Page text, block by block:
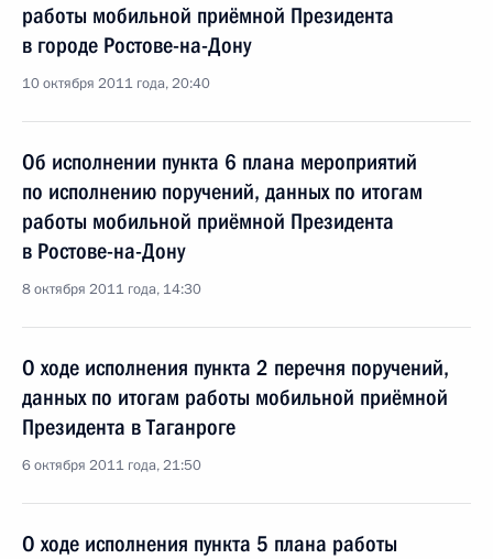
работы мобильной приёмной Президента
в городе Ростове-на-Дону
10 октября 2011 года, 20:40
Об исполнении пункта 6 плана мероприятий
по исполнению поручений, данных по итогам
работы мобильной приёмной Президента
в Ростове-на-Дону
8 октября 2011 года, 14:30
О ходе исполнения пункта 2 перечня поручений,
данных по итогам работы мобильной приёмной
Президента в Таганроге
6 октября 2011 года, 21:50
О ходе исполнения пункта 5 плана работы